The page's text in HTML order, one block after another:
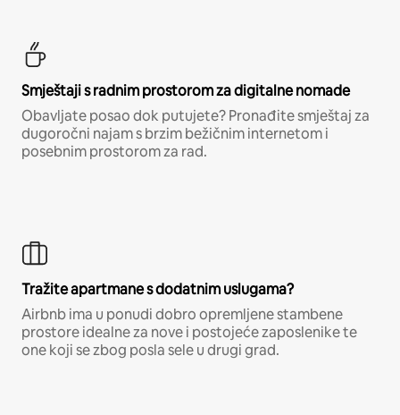
Smještaji s radnim prostorom za digitalne nomade
Obavljate posao dok putujete? Pronađite smještaj za
dugoročni najam s brzim bežičnim internetom i
posebnim prostorom za rad.
Tražite apartmane s dodatnim uslugama?
Airbnb ima u ponudi dobro opremljene stambene
prostore idealne za nove i postojeće zaposlenike te
one koji se zbog posla sele u drugi grad.